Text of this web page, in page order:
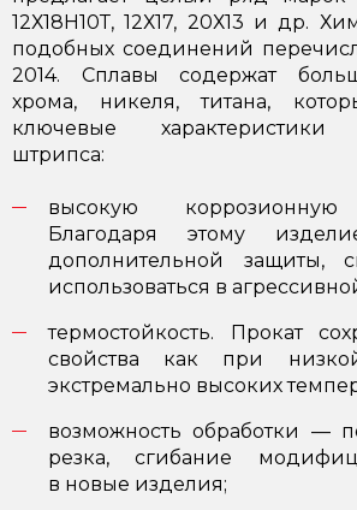
12Х18Н10Т, 12Х17, 20Х13 и др.
подобных соединений
2014. Сплавы содержат
хрома, никеля, титана,
ключевые характеристики
штрипса:
высокую коррозионную
Благодаря этому
дополнительной защиты,
использоваться в
термостойкость. Прокат
свойства как при
экстремально высоких
возможность обработки —
резка, сгибание
в новые изделия;